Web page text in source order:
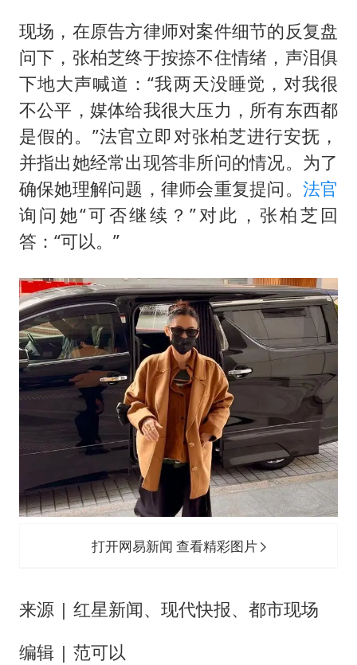
现场，在原告方律师对案件细节的反复盘
问下，张柏芝终于按捺不住情绪，声泪俱
下地大声喊道：“我两天没睡觉，对我很
不公平，媒体给我很大压力，所有东西都
是假的。”法官立即对张柏芝进行安抚，
并指出她经常出现答非所问的情况。为了
确保她理解问题，律师会重复提问。 法官
询问她“可否继续？”对此，张柏芝回
答：“可以。”
打开网易新闻 查看精彩图片
来源 | 红星新闻、现代快报、都市现场
编辑 | 范可以